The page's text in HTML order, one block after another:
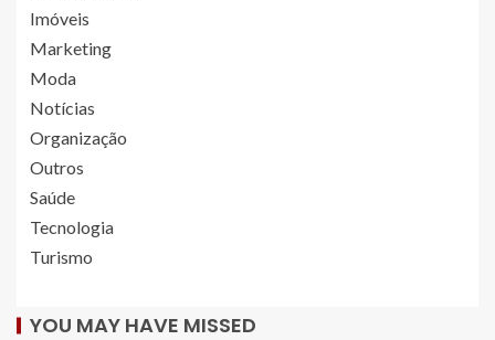
Imóveis
Marketing
Moda
Notícias
Organização
Outros
Saúde
Tecnologia
Turismo
YOU MAY HAVE MISSED